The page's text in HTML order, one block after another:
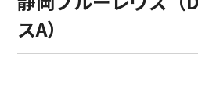
スA）